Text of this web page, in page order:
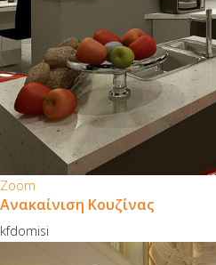
Zoom
Ανακαίνιση Κουζίνας
kfdomisi